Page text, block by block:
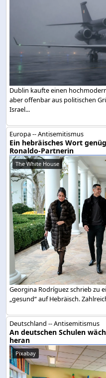
Dublin kaufte einen
aber offenbar aus politischen
Israel...
Europa -- Antisemitismus
Ein hebräisches Wort
Ronaldo-Partnerin
The White House
Georgina Rodríguez schrieb zu
„gesund“ auf Hebräisch.
Deutschland -- Antisemitismus
An deutschen Schulen
heran
Pixabay